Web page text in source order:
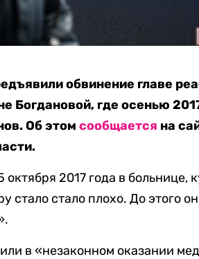
обвинение главе
Богдановой, где осенью
Об этомсообщается на
октября 2017 года в больнице,
стало стало плохо. До этого
в «незаконном оказании